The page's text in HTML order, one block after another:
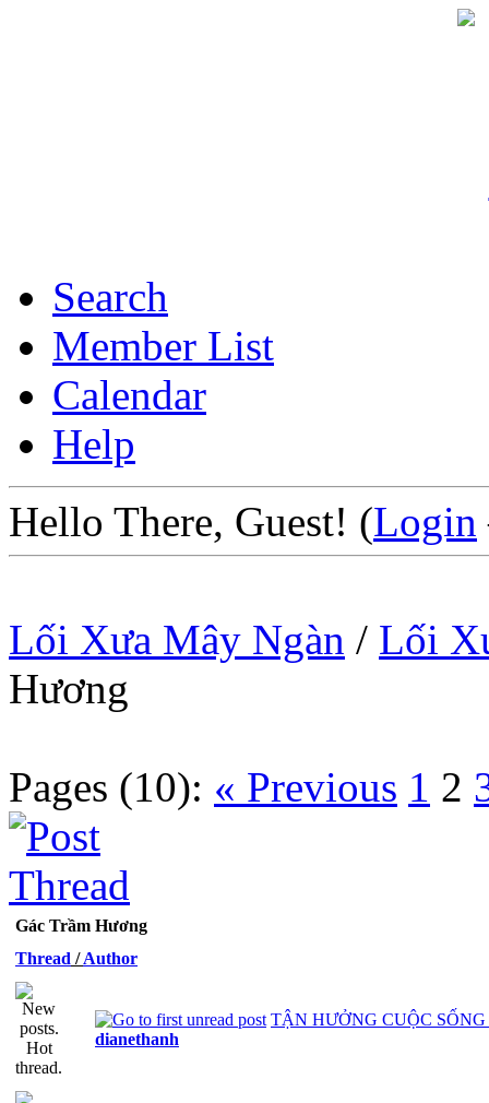
Search
Member List
Calendar
Help
Hello There, Guest! (Login
Lối Xưa Mây Ngàn / Lối
Hương
Pages (10): « Previous 1 2
Gác Trầm Hương
Thread /Author
TẬN HƯỞNG CUỘC
dianethanh